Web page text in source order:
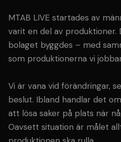
MTAB LIVE startades av
varit en del av produktioner.
bolaget byggdes – med
som produktionerna vi
Vi är vana vid förändringar,
beslut. Ibland handlar det
att lösa saker på plats när
Oavsett situation är målet